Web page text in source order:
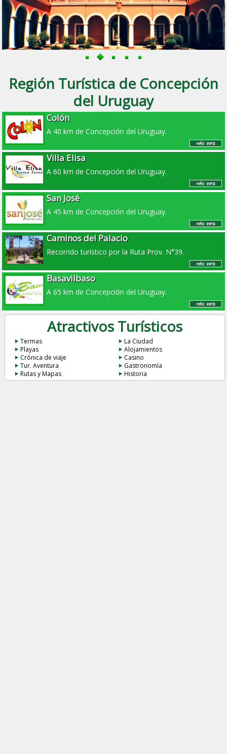
Región Turística de Concepción
del Uruguay
Colón
A 40 km de Concepción del Uruguay.
Villa Elisa
A 60 km de Concepción del Uruguay.
San José
A 45 km de Concepción del Uruguay.
Caminos del Palacio
Recorrido turístico por la Ruta Prov. N°39.
Basavilbaso
A 65 km de Concepción del Uruguay.
Atractivos Turísticos
Termas
La Ciudad
Playas
Alojamientos
Crónica de viaje
Casino
Tur. Aventura
Gastronomía
Rutas y Mapas
Historia